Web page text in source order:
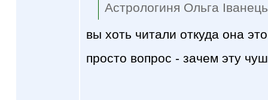
Астрологиня Ольга Іванець
вы хоть читали откуда она
просто вопрос - зачем эту